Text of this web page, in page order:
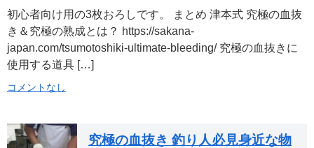
初心者向け用の3枚おろしです。 まとめ 津本式 究極の血抜
き＆究極の熟成とは？ https://sakana-
japan.com/tsumotoshiki-ultimate-bleeding/ 究極の血抜きに
使用する道具 […]
コメントなし
究極の血抜き 釣り人必見身近な物